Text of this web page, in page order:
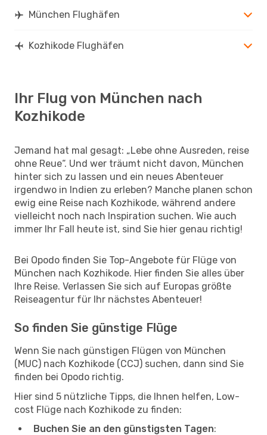
München Flughäfen
Kozhikode Flughäfen
Ihr Flug von München nach
Kozhikode
Jemand hat mal gesagt: „Lebe ohne Ausreden, reise
ohne Reue“. Und wer träumt nicht davon, München
hinter sich zu lassen und ein neues Abenteuer
irgendwo in Indien zu erleben? Manche planen schon
ewig eine Reise nach Kozhikode, während andere
vielleicht noch nach Inspiration suchen. Wie auch
immer Ihr Fall heute ist, sind Sie hier genau richtig!
Bei Opodo finden Sie Top-Angebote für Flüge von
München nach Kozhikode. Hier finden Sie alles über
Ihre Reise. Verlassen Sie sich auf Europas größte
Reiseagentur für Ihr nächstes Abenteuer!
So finden Sie günstige Flüge
Wenn Sie nach günstigen Flügen von München
(MUC) nach Kozhikode (CCJ) suchen, dann sind Sie
finden bei Opodo richtig.
Hier sind 5 nützliche Tipps, die Ihnen helfen, Low-
cost Flüge nach Kozhikode zu finden:
Buchen Sie an den günstigsten Tagen: